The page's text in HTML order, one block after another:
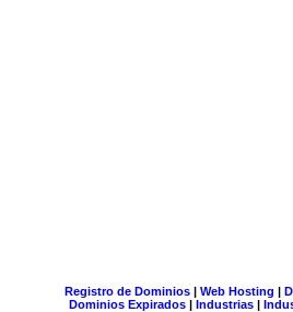
Registro de Dominios| Web Hosting |
Dominios Expirados | Industrias |